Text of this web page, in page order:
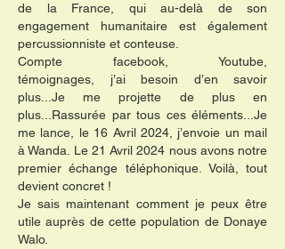
de la France, qui au-delà de son
engagement humanitaire est également
percussionniste et conteuse.
Compte facebook, Youtube,
témoignages,
j’ai besoin d’en savoir
plus...Je me projette de plus en
plus...Rassurée par tous ces éléments...Je
me lance, le 16 Avril 2024, j’envoie un mail
à Wanda. Le 21 Avril 2024 nous avons notre
premier échange téléphonique. Voilà, tout
devient concret !
Je sais maintenant comment je peux être
utile auprès de cette population de Donaye
Walo.